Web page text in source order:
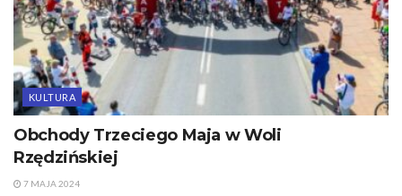
KULTURA
Obchody Trzeciego Maja w Woli
Rzędzińskiej
7 MAJA 2024